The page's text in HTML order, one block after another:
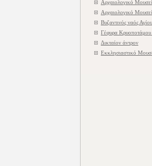
Αρχαιολογικό
Αρχαιολογικό
Βυζαντινός ναός
Γέφυρα
Δικταίον άντρον
Εκκλησιαστικό